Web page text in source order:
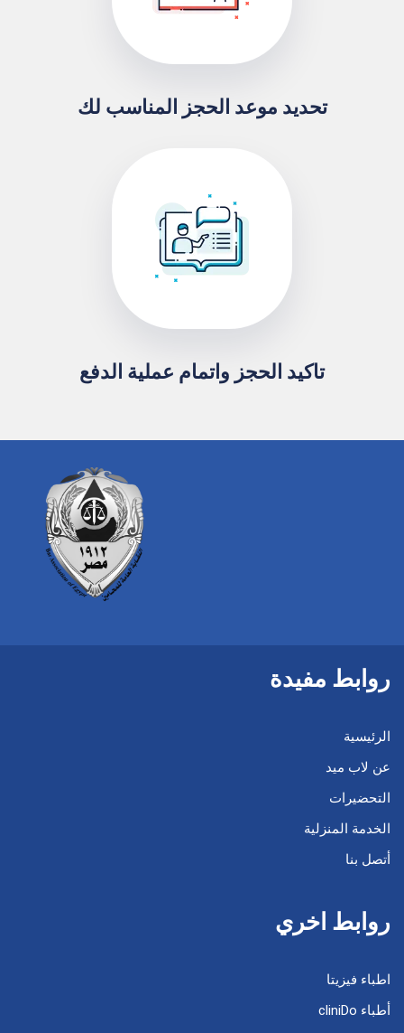
تحديد موعد الحجز المناسب لك
تاكيد الحجز واتمام عملية الدفع
روابط مفيدة
الرئيسية
عن لاب ميد
التحضيرات
الخدمة المنزلية
أتصل بنا
روابط اخري
اطباء فيزيتا
أطباء cliniDo